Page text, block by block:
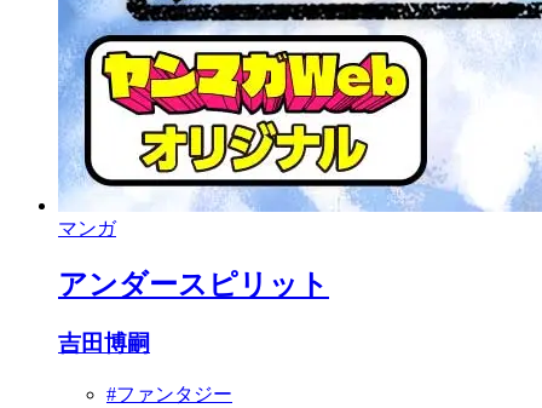
マンガ
アンダースピリット
吉田博嗣
#ファンタジー